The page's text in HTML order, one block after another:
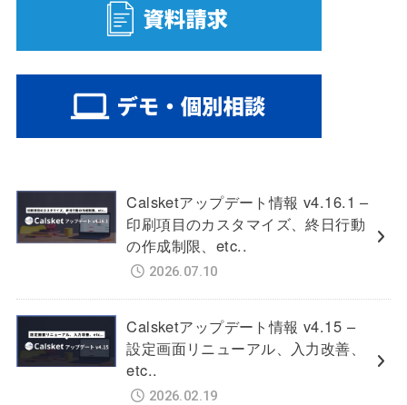
Calsketアップデート情報 v4.16.1 –
印刷項目のカスタマイズ、終日行動
の作成制限、etc..
2026.07.10
Calsketアップデート情報 v4.15 –
設定画面リニューアル、入力改善、
etc..
2026.02.19